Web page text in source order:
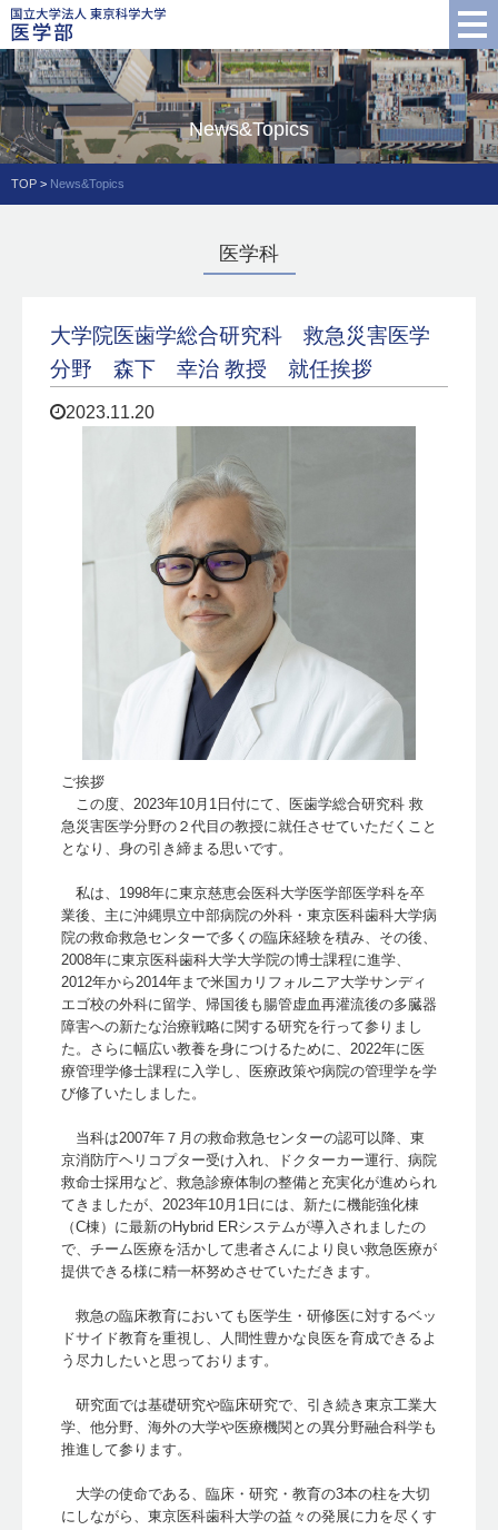
News&Topics
TOP > News&Topics
医学科
大学院医歯学総合研究科 救急災害医学
分野 森下 幸治 教授 就任挨拶
2023.11.20
ご挨拶
この度、2023年10月1日付にて、医歯学総合研究科 救
急災害医学分野の２代目の教授に就任させていただくこと
となり、身の引き締まる思いです。
私は、1998年に東京慈恵会医科大学医学部医学科を卒
業後、主に沖縄県立中部病院の外科・東京医科歯科大学病
院の救命救急センターで多くの臨床経験を積み、その後、
2008年に東京医科歯科大学大学院の博士課程に進学、
2012年から2014年まで米国カリフォルニア大学サンディ
エゴ校の外科に留学、帰国後も腸管虚血再灌流後の多臓器
障害への新たな治療戦略に関する研究を行って参りまし
た。さらに幅広い教養を身につけるために、2022年に医
療管理学修士課程に入学し、医療政策や病院の管理学を学
び修了いたしました。
当科は2007年７月の救命救急センターの認可以降、東
京消防庁ヘリコプター受け入れ、ドクターカー運行、病院
救命士採用など、救急診療体制の整備と充実化が進められ
てきましたが、2023年10月1日には、新たに機能強化棟
（C棟）に最新のHybrid ERシステムが導入されましたの
で、チーム医療を活かして患者さんにより良い救急医療が
提供できる様に精一杯努めさせていただきます。
救急の臨床教育においても医学生・研修医に対するベッ
ドサイド教育を重視し、人間性豊かな良医を育成できるよ
う尽力したいと思っております。
研究面では基礎研究や臨床研究で、引き続き東京工業大
学、他分野、海外の大学や医療機関との異分野融合科学も
推進して参ります。
大学の使命である、臨床・研究・教育の3本の柱を大切
にしながら、東京医科歯科大学の益々の発展に力を尽くす